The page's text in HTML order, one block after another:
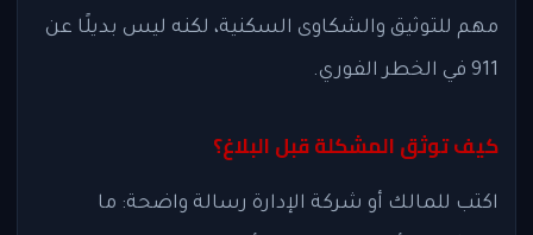
مهم للتوثيق والشكاوى السكنية، لكنه ليس بديلًا عن
911 في الخطر الفوري.
كيف توثق المشكلة قبل البلاغ؟
اكتب للمالك أو شركة الإدارة رسالة واضحة: ما